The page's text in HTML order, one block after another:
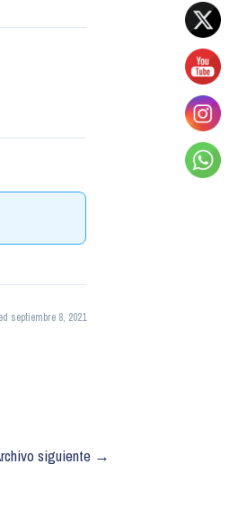
septiembre 8, 2021
siguiente →